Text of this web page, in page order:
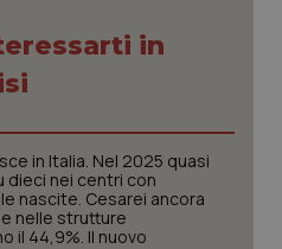
di Bolzano
Ulcerosa
in
in Italia. Nel 2025 quasi
dieci nei centri con
nascite. Cesarei ancora
nelle strutture
il 44,9%. Il nuovo